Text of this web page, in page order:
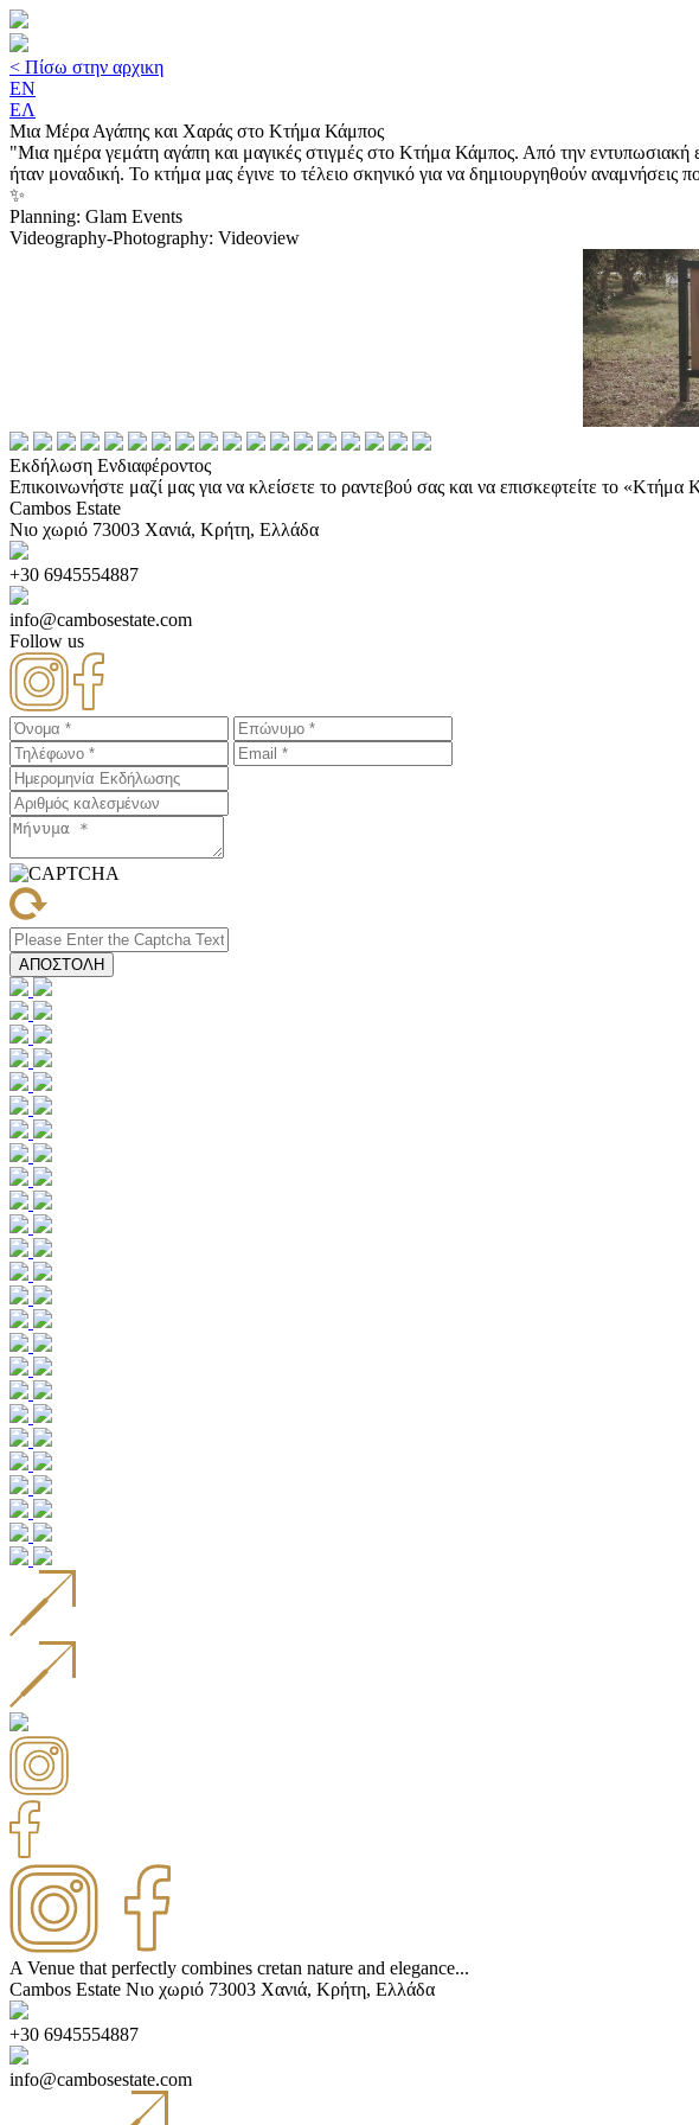
< Πίσω στην αρχικη
EN
ΕΛ
Μια Μέρα Αγάπης και Χαράς στο Κτήμα Κάμπος
"Μια ημέρα γεμάτη αγάπη και μαγικές στιγμές στο Κτήμα Κάμπος. Από την εντυπωσιακή
ήταν μοναδική. Το κτήμα μας έγινε το τέλειο σκηνικό για να δημιουργηθούν αναμνήσεις
✨
Planning: Glam Events
Videography-Photography: Videoview
Εκδήλωση Ενδιαφέροντος
Επικοινωνήστε μαζί μας για να κλείσετε το ραντεβού σας και να επισκεφτείτε το
Cambos Estate
Νιο χωριό 73003 Χανιά, Κρήτη, Ελλάδα
+30 6945554887
info@cambosestate.com
Follow us
ΑΠΟΣΤΟΛΗ
A Venue that perfectly combines cretan nature and elegance...
Cambos Estate Νιο χωριό 73003 Χανιά, Κρήτη, Ελλάδα
+30 6945554887
info@cambosestate.com